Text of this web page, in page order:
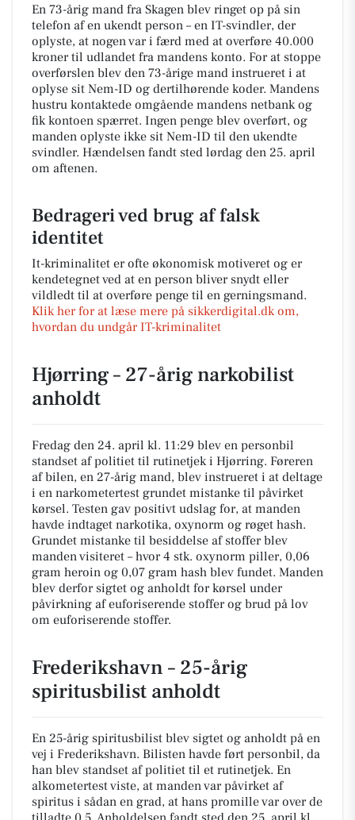
En 73-årig mand fra Skagen blev ringet op på sin
telefon af en ukendt person – en IT-svindler, der
oplyste, at nogen var i færd med at overføre 40.000
kroner til udlandet fra mandens konto. For at stoppe
overførslen blev den 73-årige mand instrueret i at
oplyse sit Nem-ID og dertilhørende koder. Mandens
hustru kontaktede omgående mandens netbank og
fik kontoen spærret. Ingen penge blev overført, og
manden oplyste ikke sit Nem-ID til den ukendte
svindler. Hændelsen fandt sted lørdag den 25. april
om aftenen.
Bedrageri ved brug af falsk
identitet
It-kriminalitet er ofte økonomisk motiveret og er
kendetegnet ved at en person bliver snydt eller
vildledt til at overføre penge til en gerningsmand.
Klik her for at læse mere på sikkerdigital.dk om,
hvordan du undgår IT-kriminalitet
Hjørring – 27-årig narkobilist
anholdt
Fredag den 24. april kl. 11:29 blev en personbil
standset af politiet til rutinetjek i Hjørring. Føreren
af bilen, en 27-årig mand, blev instrueret i at deltage
i en narkometertest grundet mistanke til påvirket
kørsel. Testen gav positivt udslag for, at manden
havde indtaget narkotika, oxynorm og røget hash.
Grundet mistanke til besiddelse af stoffer blev
manden visiteret – hvor 4 stk. oxynorm piller, 0,06
gram heroin og 0,07 gram hash blev fundet. Manden
blev derfor sigtet og anholdt for kørsel under
påvirkning af euforiserende stoffer og brud på lov
om euforiserende stoffer.
Frederikshavn – 25-årig
spiritusbilist anholdt
En 25-årig spiritusbilist blev sigtet og anholdt på en
vej i Frederikshavn. Bilisten havde ført personbil, da
han blev standset af politiet til et rutinetjek. En
alkometertest viste, at manden var påvirket af
spiritus i sådan en grad, at hans promille var over de